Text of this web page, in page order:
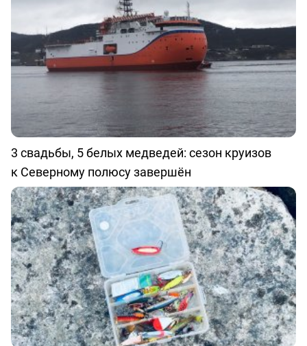
3 свадьбы, 5 белых медведей: сезон круизов
к Северному полюсу завершён